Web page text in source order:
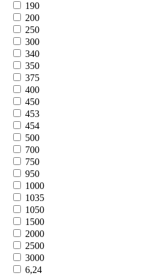
190
200
250
300
340
350
375
400
450
453
454
500
700
750
950
1000
1035
1050
1500
2000
2500
3000
6,24